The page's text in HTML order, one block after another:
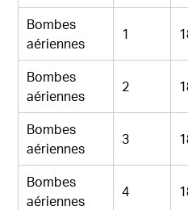
Bombes
aériennes
1
Bombes
aériennes
2
Bombes
aériennes
3
Bombes
aériennes
4